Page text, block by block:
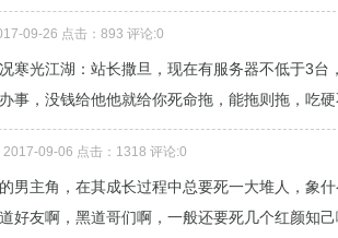
09-26 点击：893 评论:0
寒光江湖：站长撒旦，现在有服务器不低于3
事，没钱给他他就给你死命拖，能拖则拖，吃
2017-09-06 点击：1318 评论:0
男主角，在其成长过程中总要死一大堆人，象
好友啊，黑道哥们啊，一般还要死几个红颜知